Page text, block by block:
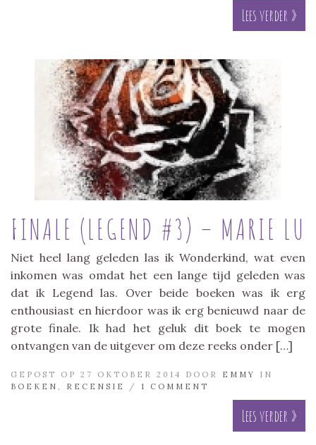
Lees verder »
FINALE (LEGEND #3) – MARIE LU
Niet heel lang geleden las ik Wonderkind, wat even
inkomen was omdat het een lange tijd geleden was
dat ik Legend las. Over beide boeken was ik erg
enthousiast en hierdoor was ik erg benieuwd naar de
grote finale. Ik had het geluk dit boek te mogen
ontvangen van de uitgever om deze reeks onder […]
GEPOST OP 27 OKTOBER 2014 DOOR EMMY
IN
BOEKEN
RECENSIE / 1 COMMENT
Lees verder »